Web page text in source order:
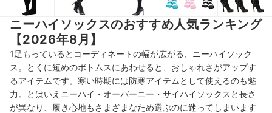
ニーハイソックスのおすすめ人気ランキング
【2026年8月】
1足もっているとコーディネートの幅が広がる、ニーハイソック
ス。とくに短めのボトムスにあわせると、おしゃれさがアップす
るアイテムです。寒い時期には防寒アイテムとして使えるのも魅
力。とはいえニーハイ・オーバーニー・サイハイソックスと長さ
が異なり、履き心地もさまざまなため選ぶのに迷ってしまいます